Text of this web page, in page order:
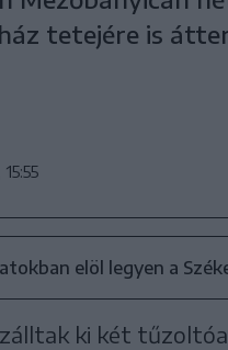
tetejére is
elöl legyen a
ki két